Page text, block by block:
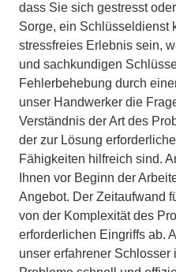
dass Sie sich gestresst
Sorge, ein Schlüsseldienst
stressfreies Erlebnis sein,
und sachkundigen
Fehlerbehebung durch
unser Handwerker die
Verständnis der Art des
der zur Lösung
Fähigkeiten hilfreich sind.
Ihnen vor Beginn der
Angebot. Der Zeitaufwand
von der Komplexität des
erforderlichen Eingriffs ab.
unser erfahrener Schlosser